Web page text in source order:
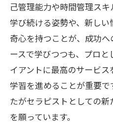
己管理能力や時間管理スキ
学び続ける姿勢や、新し
奇心を持つことが、成功
ースで学びつつも、プロ
イアントに最高のサービ
学習を進めることが重要
たがセラピストとしての
を願っています。